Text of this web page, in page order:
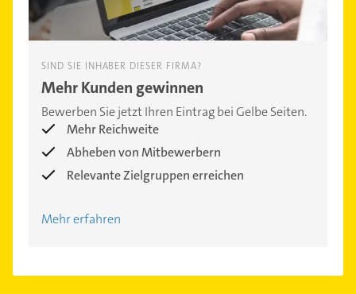
SIND SIE INHABER DIESER FIRMA?
Mehr Kunden gewinnen
Bewerben Sie jetzt Ihren Eintrag bei Gelbe Seiten.
Mehr Reichweite
Abheben von Mitbewerbern
Relevante Zielgruppen erreichen
Mehr erfahren